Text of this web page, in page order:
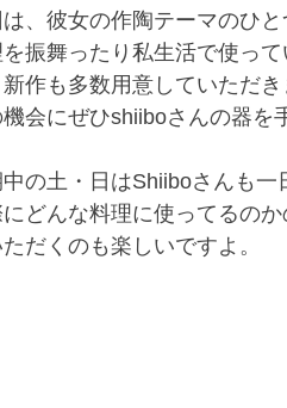
、彼女の作陶テーマのひ
振舞ったり私生活で使っ
作も多数用意していただき
機会にぜひshiiboさんの器を
の土・日はShiiboさんも一
どんな料理に使ってるの
だくのも楽しいですよ。